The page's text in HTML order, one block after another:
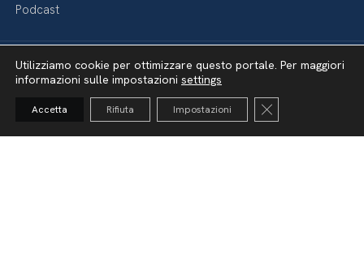
Podcast
Utilizziamo cookie per ottimizzare questo portale. Per maggiori
informazioni sulle impostazioni settings
Accetta Rifiuta Impostazioni Close GDPR